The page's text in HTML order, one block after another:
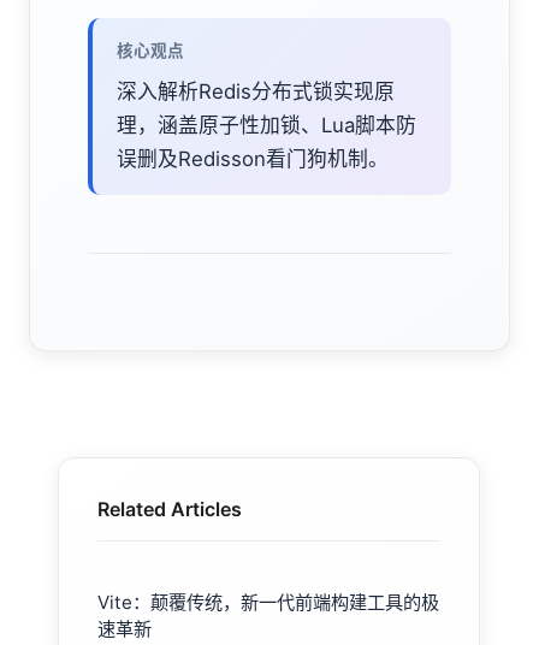
核心观点
深入解析Redis分布式锁实现原
理，涵盖原子性加锁、Lua脚本防
误删及Redisson看门狗机制。
Related Articles
Vite：颠覆传统，新一代前端构建工具的极
速革新